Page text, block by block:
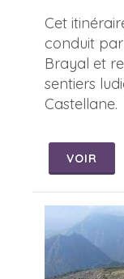
Cet
conduit
Brayal et
sentiers
Castellane.
VOIR